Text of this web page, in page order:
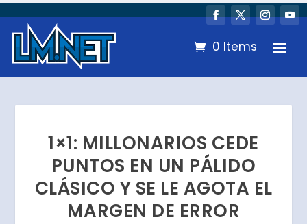
0 Items
1×1: MILLONARIOS CEDE
PUNTOS EN UN PÁLIDO
CLÁSICO Y SE LE AGOTA EL
MARGEN DE ERROR